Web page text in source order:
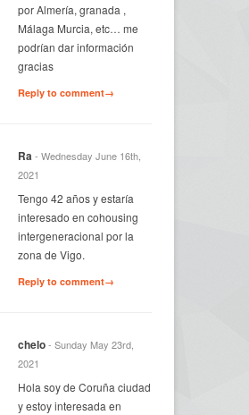
por Almería, granada ,
Málaga Murcia, etc… me
podrían dar información
gracias
Reply to comment→
Ra- Wednesday June 16th,
2021
Tengo 42 años y estaría
interesado en cohousing
intergeneracional por la
zona de Vigo.
Reply to comment→
chelo- Sunday May 23rd,
2021
Hola soy de Coruña ciudad
y estoy interesada en